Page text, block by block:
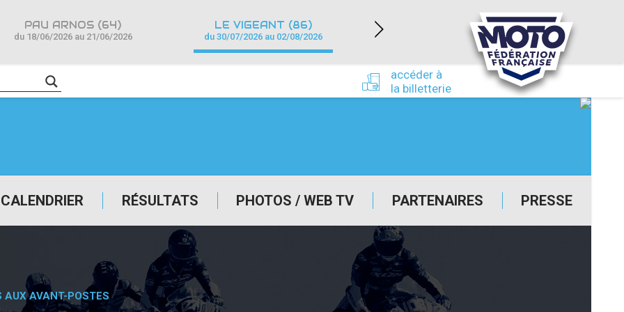
CALENDRIER RÉSULTATS PHOTOS / WEB TV PARTENAIRES PRESSE
accéder à
la billetterie
PAU ARNOS (64)
du 18/06/2026 au 21/06/2026
LE VIGEANT (86)
du 30/07/2026 au 02/08/2026
NEVERS MAGNY-COURS (58)
du 24/09/2026 au 27/09/2026
AUX AVANT-POSTES